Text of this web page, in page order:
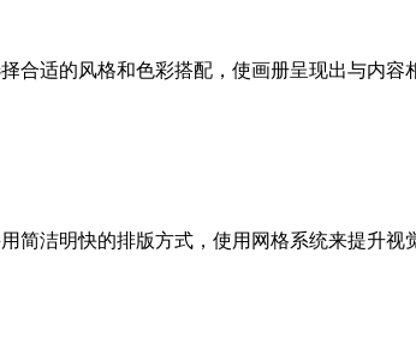
适的风格和色彩搭配，使画册呈现出与内容
简洁明快的排版方式，使用网格系统来提升